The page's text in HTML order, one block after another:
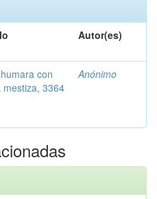
Autor(es)
con
mestiza, 3364
Anónimo